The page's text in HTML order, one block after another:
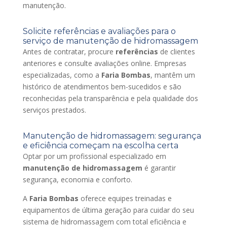
manutenção.
Solicite referências e avaliações para o
serviço de manutenção de hidromassagem
Antes de contratar, procure referências de clientes
anteriores e consulte avaliações online. Empresas
especializadas, como a Faria Bombas, mantêm um
histórico de atendimentos bem-sucedidos e são
reconhecidas pela transparência e pela qualidade dos
serviços prestados.
Manutenção de hidromassagem: segurança
e eficiência começam na escolha certa
Optar por um profissional especializado em
manutenção de hidromassagem é garantir
segurança, economia e conforto.
A Faria Bombas oferece equipes treinadas e
equipamentos de última geração para cuidar do seu
sistema de hidromassagem com total eficiência e